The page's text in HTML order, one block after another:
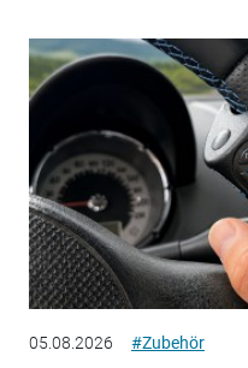
05.08.2026 #Zubehör